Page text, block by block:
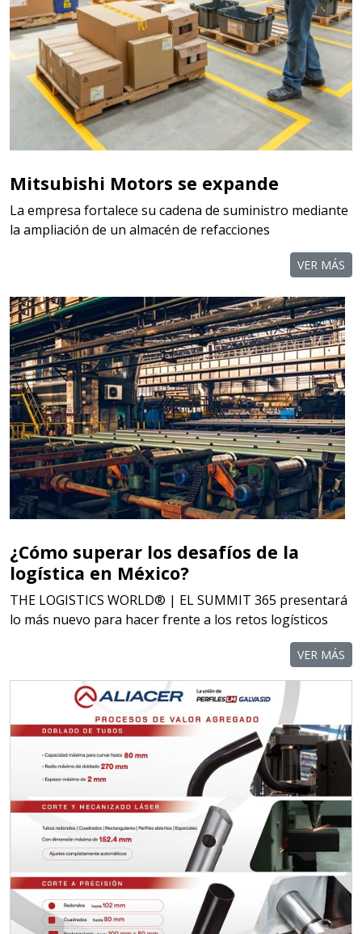
Mitsubishi Motors se expande
La empresa fortalece su cadena de suministro mediante
la ampliación de un almacén de refacciones
VER MÁS
¿Cómo superar los desafíos de la
logística en México?
THE LOGISTICS WORLD® | EL SUMMIT 365 presentará
lo más nuevo para hacer frente a los retos logísticos
VER MÁS